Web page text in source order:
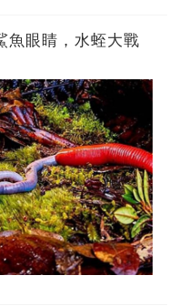
魚眼睛，水蛭大戰